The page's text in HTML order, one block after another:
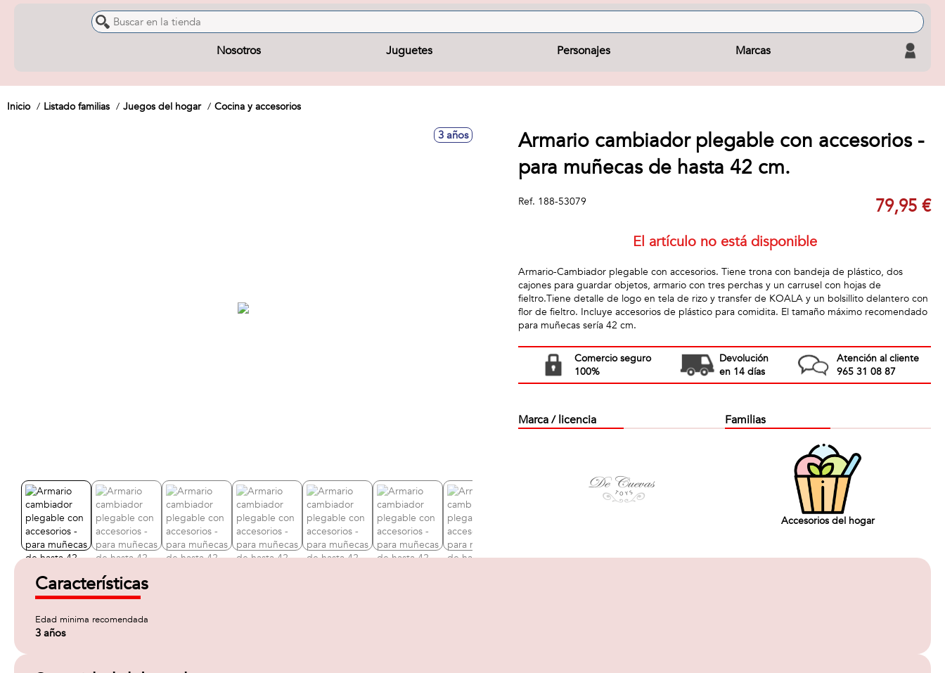
Nosotros Juguetes Personajes Marcas
Inicio Listado familias Juegos del hogar Cocina y accesorios
3 años
Armario cambiador plegable con accesorios -
para muñecas de hasta 42 cm.
Ref. 188-53079 79,95 €
El artículo no está disponible
Armario-Cambiador plegable con accesorios. Tiene trona con bandeja de plástico, dos
cajones para guardar objetos, armario con tres perchas y un carrusel con hojas de
fieltro.Tiene detalle de logo en tela de rizo y transfer de KOALA y un bolsillito delantero con
flor de fieltro. Incluye accesorios de plástico para comidita. El tamaño máximo recomendado
para muñecas sería 42 cm.
Comercio seguro
100%
Devolución
en 14 días
Atención al cliente
965 31 08 87
Marca / licencia Familias
Accesorios del hogar
Características
Edad minima recomendada
3 años